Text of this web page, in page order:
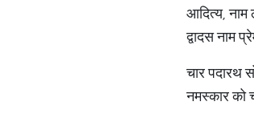
आदित्य, नाम
द्वादस नाम
चार पदारथ
नमस्कार को